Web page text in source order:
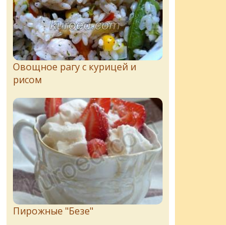
Овощное рагу с курицей и
рисом
Пирожныe "Бeзe"